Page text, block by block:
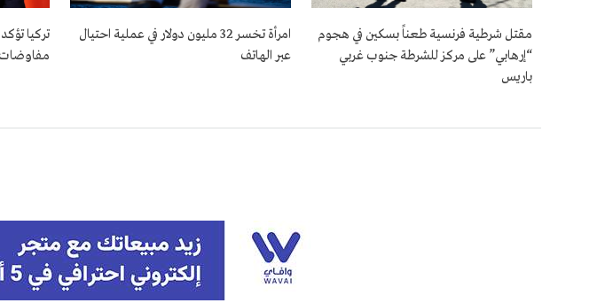
مقتل شرطية فرنسية طعناً بسكين في هجوم
“إرهابي” على مركز للشرطة جنوب غربي
باريس
امرأة تخسر 32 مليون دولار في عملية احتيال
عبر الهاتف
تركيا
مفاوضات